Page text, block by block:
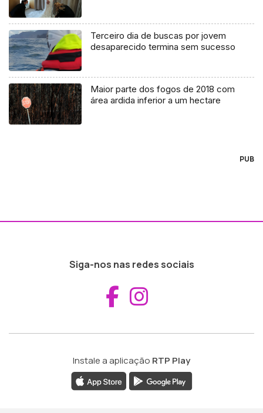
Terceiro dia de buscas por jovem
desaparecido termina sem sucesso
Maior parte dos fogos de 2018 com
área ardida inferior a um hectare
PUB
Siga-nos nas redes sociais
Aceder ao
Instale a aplicação RTP Play